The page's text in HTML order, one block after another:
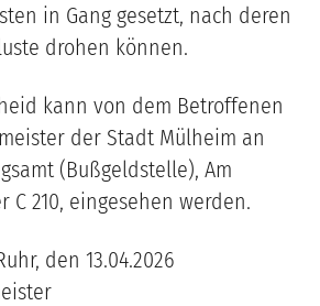
in Gang gesetzt, nach deren
drohen können.
kann von dem Betroffenen
der Stadt Mülheim an
(Bußgeldstelle), Am
C 210, eingesehen werden.
den 13.04.2026